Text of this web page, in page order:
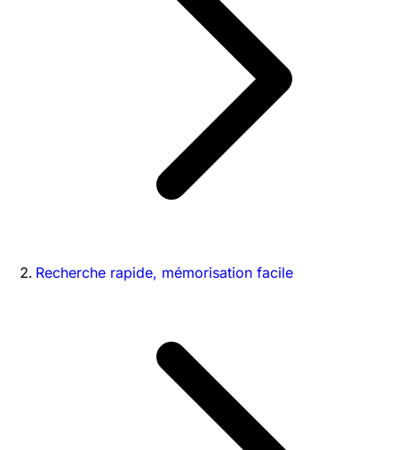
Recherche rapide, mémorisation facile